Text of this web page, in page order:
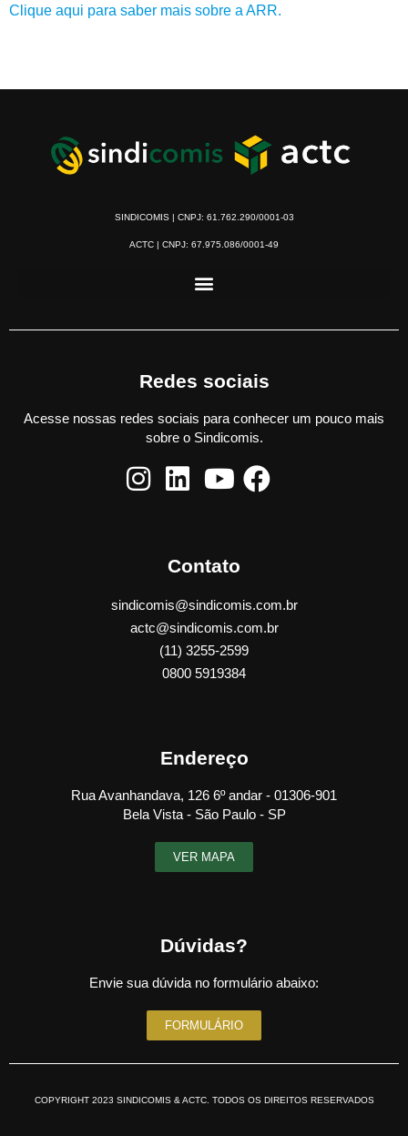
Clique aqui para saber mais sobre a ARR.
SINDICOMIS | CNPJ: 61.762.290/0001-03
ACTC | CNPJ: 67.975.086/0001-49
Redes sociais
Acesse nossas redes sociais para conhecer um pouco mais
sobre o Sindicomis.
Contato
sindicomis@sindicomis.com.br
actc@sindicomis.com.br
(11) 3255-2599
0800 5919384
Endereço
Rua Avanhandava, 126 6º andar - 01306-901
Bela Vista - São Paulo - SP
VER MAPA
Dúvidas?
Envie sua dúvida no formulário abaixo:
FORMULÁRIO
COPYRIGHT 2023 SINDICOMIS & ACTC. TODOS OS DIREITOS RESERVADOS